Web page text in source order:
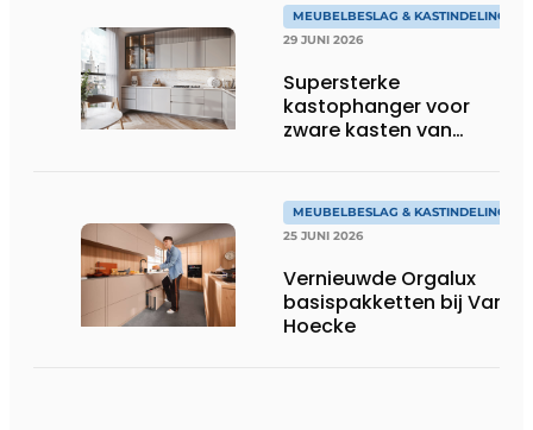
MEUBELBESLAG & KASTINDELING
29 JUNI 2026
Supersterke
kastophanger voor
zware kasten van
MEUBELBESLAG & KASTINDELING
25 JUNI 2026
Vernieuwde Orgalux
basispakketten bij Van
Hoecke